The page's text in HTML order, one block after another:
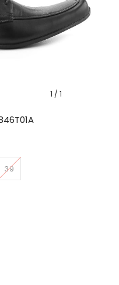
1 / 1
39